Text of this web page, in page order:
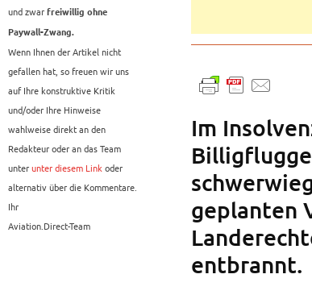
und zwar freiwillig ohne
Paywall-Zwang.
Wenn Ihnen der Artikel nicht
gefallen hat, so freuen wir uns
auf Ihre konstruktive Kritik
und/oder Ihre Hinweise
wahlweise direkt an den
Redakteur oder an das Team
unterunter diesem Linkoder
alternativ über die Kommentare.
Ihr
Aviation.Direct-Team
Im
geplanten
entbrannt.